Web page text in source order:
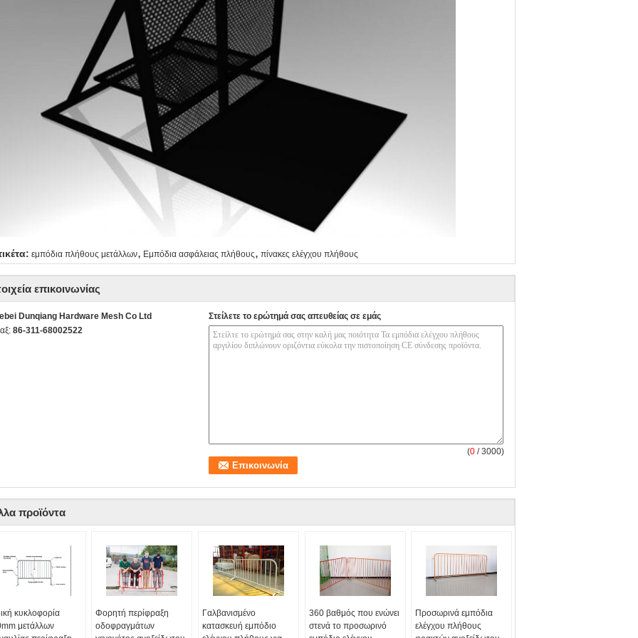
εμπόδια πλήθους μετάλλων, Εμπόδια ασφάλειας πλήθους, πίνακες ελέγχου πλήθους
επικοινωνίας
Dunqiang Hardware Mesh Co Ltd
86-311-68002522
Στείλετε το ερώτημά σας απευθείας σε εμάς
(0 / 3000)
προϊόντα
κυκλοφορία
μετάλλων
Φορητή περίφραξη
οδοφραγμάτων
Γαλβανισμένο
κατασκευή εμπόδιο
360 βαθμός που ενώνει
στενά το προσωρινό
Προσωρινά εμπόδια
ελέγχου πλήθους